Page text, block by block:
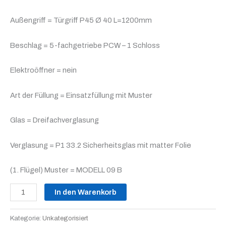
Außengriff = Türgriff P45 Ø 40 L=1200mm
Beschlag = 5-fachgetriebe PCW – 1 Schloss
Elektroöffner = nein
Art der Füllung = Einsatzfüllung mit Muster
Glas = Dreifachverglasung
Verglasung = P1 33.2 Sicherheitsglas mit matter Folie
(1. Flügel) Muster = MODELL 09 B
In den Warenkorb
Kategorie: Unkategorisiert